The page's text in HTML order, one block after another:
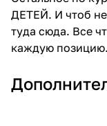
ДЕТЕЙ. И чтоб
туда сюда. Все
каждую позицию.